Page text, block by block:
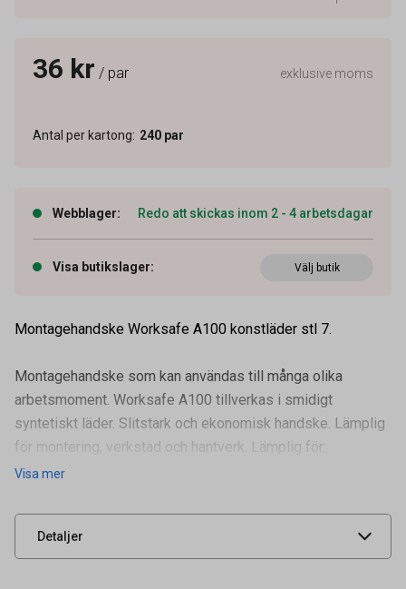
36 kr / par exklusive moms
Antal per kartong: 240 par
Webblager: Redo att skickas inom 2 - 4 arbetsdagar
Visa butikslager: Välj butik
Montagehandske Worksafe A100 konstläder stl 7.
Montagehandske som kan användas till många olika
arbetsmoment. Worksafe A100 tillverkas i smidigt
syntetiskt läder. Slitstark och ekonomisk handske. Lämplig
för montering, verkstad och hantverk. Lämplig för:
Lagerarbete, packning,
Visa mer
Detaljer
Artikelnummer 92402972
Leverantörens
UNSPSC 46181504